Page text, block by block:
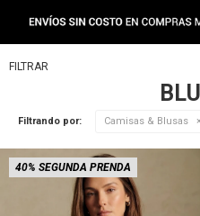
Filtrando por: Camisas & Blusas
40% SEGUNDA PRENDA